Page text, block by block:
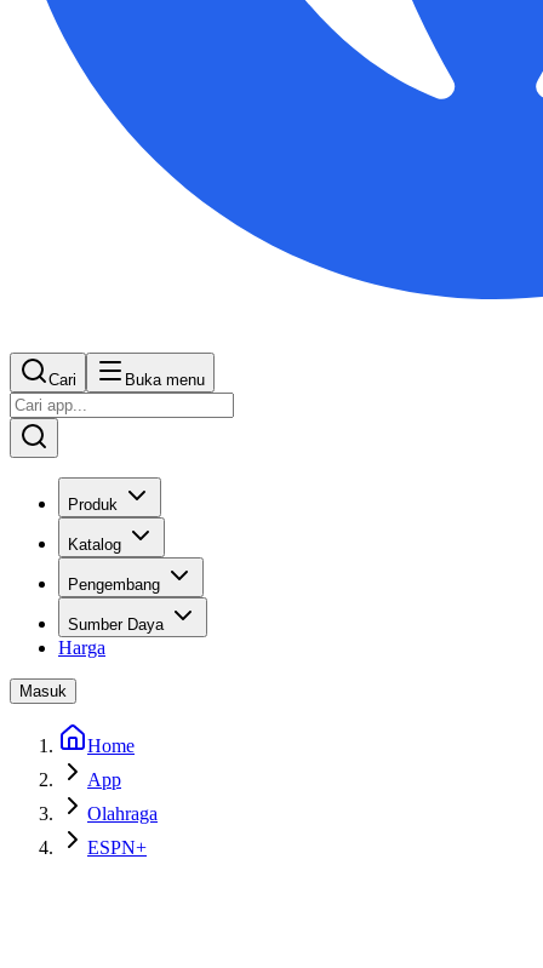
Cari Buka menu
Produk
Katalog
Pengembang
Sumber Daya
Harga
Masuk
Home
App
Olahraga
ESPN+